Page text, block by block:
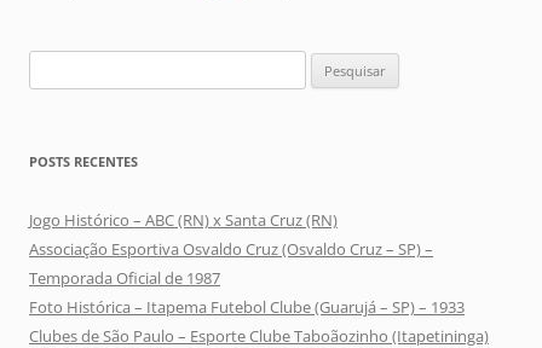
por:
POSTS RECENTES
Jogo Histórico – ABC (RN) x Santa Cruz (RN)
Associação Esportiva Osvaldo Cruz (Osvaldo Cruz – SP) –
Temporada Oficial de 1987
Foto Histórica – Itapema Futebol Clube (Guarujá – SP) – 1933
Clubes de São Paulo – Esporte Clube Taboãozinho (Itapetininga)